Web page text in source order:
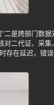
二是跨部门数
对二代证、采
存在延迟，错